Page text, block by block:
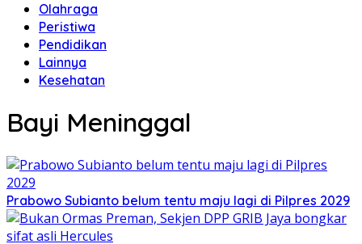
Olahraga
Peristiwa
Pendidikan
Lainnya
Kesehatan
Bayi Meninggal
Prabowo Subianto belum tentu maju lagi di Pilpres 2029